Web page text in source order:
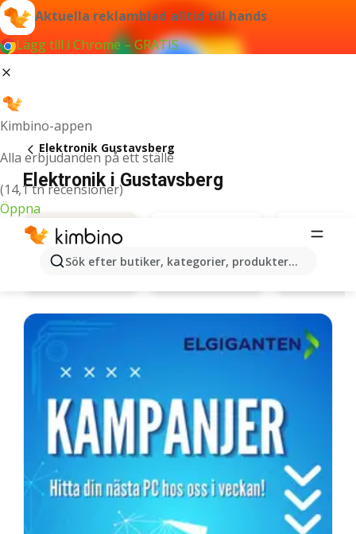
Aktuella reklamblad alltid till hands
Lägg till i Chrome – GRATIS
Kimbino-appen
Alla erbjudanden på ett ställe
(14,1 tn recensioner)
Öppna
Sök efter butiker, kategorier, produkter...
Elektronik Gustavsberg
Elektronik i Gustavsberg
Elgiganten